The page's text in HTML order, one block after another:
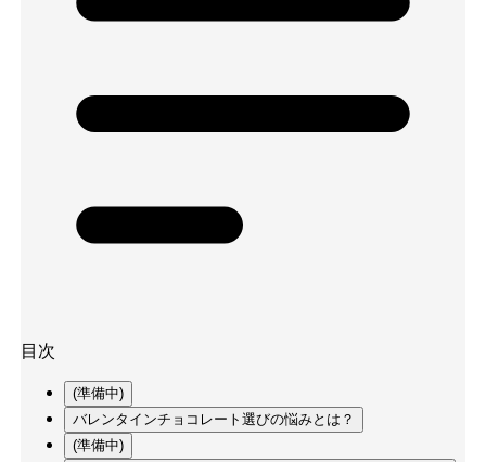
目次
(準備中)
バレンタインチョコレート選びの悩みとは？
(準備中)